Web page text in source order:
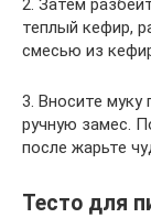
2. Затем
теплый кефир,
смесью из
3. Вносите муку
ручную замес.
после жарьте
Тесто для